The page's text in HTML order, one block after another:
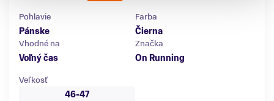
Pohlavie
Pánske
Farba
Čierna
Vhodné na
Voľný čas
Značka
On Running
Veľkosť
46-47